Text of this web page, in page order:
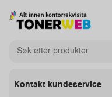
Kontakt kundeservice